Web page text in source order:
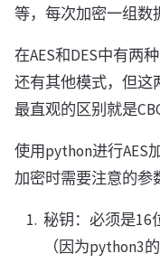
等，每次加密一组数
在AES和DES中有两
还有其他模式，但这
最直观的区别就是
使用python进行AES
加密时需要注意的参
秘钥：必须是16
（因为python3